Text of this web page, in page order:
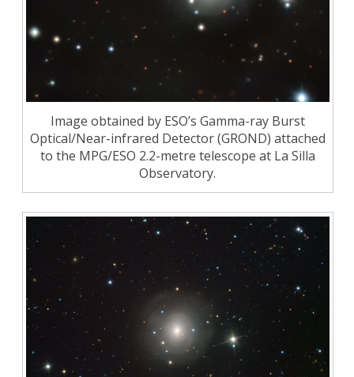
Image obtained by ESO’s Gamma-ray Burst
Optical/Near-infrared Detector (GROND) attached
to the MPG/ESO 2.2-metre telescope at La Silla
Observatory.